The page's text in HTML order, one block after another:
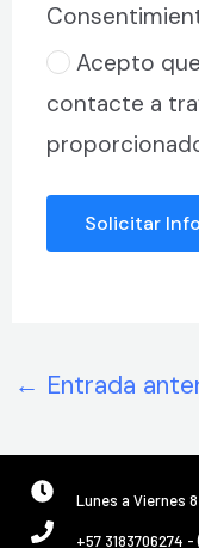
Acepto
contacte a
Solicitar
← Entrada
Lunes a Viernes
+57 3183706274 -